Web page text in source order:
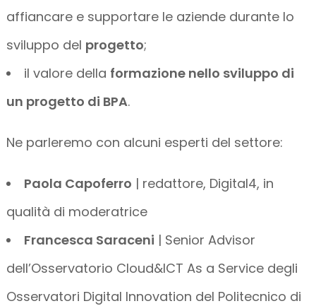
affiancare e supportare le aziende durante lo
sviluppo del progetto;
il valore della formazione nello sviluppo di
un progetto di BPA.
Ne parleremo con alcuni esperti del settore:
Paola Capoferro | redattore, Digital4, in
qualità di moderatrice
Francesca Saraceni | Senior Advisor
dell’Osservatorio Cloud&ICT As a Service degli
Osservatori Digital Innovation del Politecnico di